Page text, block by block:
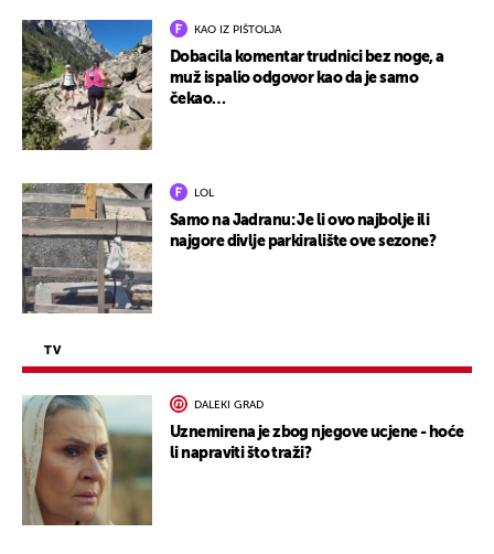
KAO IZ PIŠTOLJA
Dobacila komentar trudnici bez noge, a
muž ispalio odgovor kao da je samo
čekao…
LOL
Samo na Jadranu: Je li ovo najbolje ili
najgore divlje parkiralište ove sezone?
TV
DALEKI GRAD
Uznemirena je zbog njegove ucjene - hoće
li napraviti što traži?